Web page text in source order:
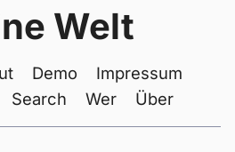
Welt
Demo
Impressum
Search Wer Über